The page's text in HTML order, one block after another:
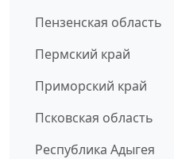
Пензенская область
Пермский край
Приморский край
Псковская область
Республика Адыгея